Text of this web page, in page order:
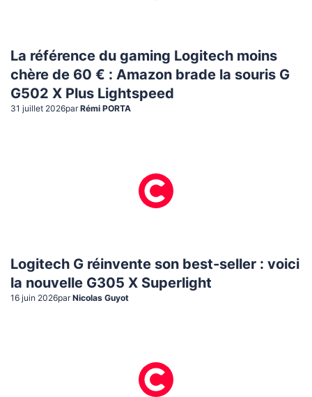
La référence du gaming Logitech moins
chère de 60 € : Amazon brade la souris G
G502 X Plus Lightspeed
31 juillet 2026par Rémi PORTA
Logitech G réinvente son best-seller : voici
la nouvelle G305 X Superlight
16 juin 2026par Nicolas Guyot